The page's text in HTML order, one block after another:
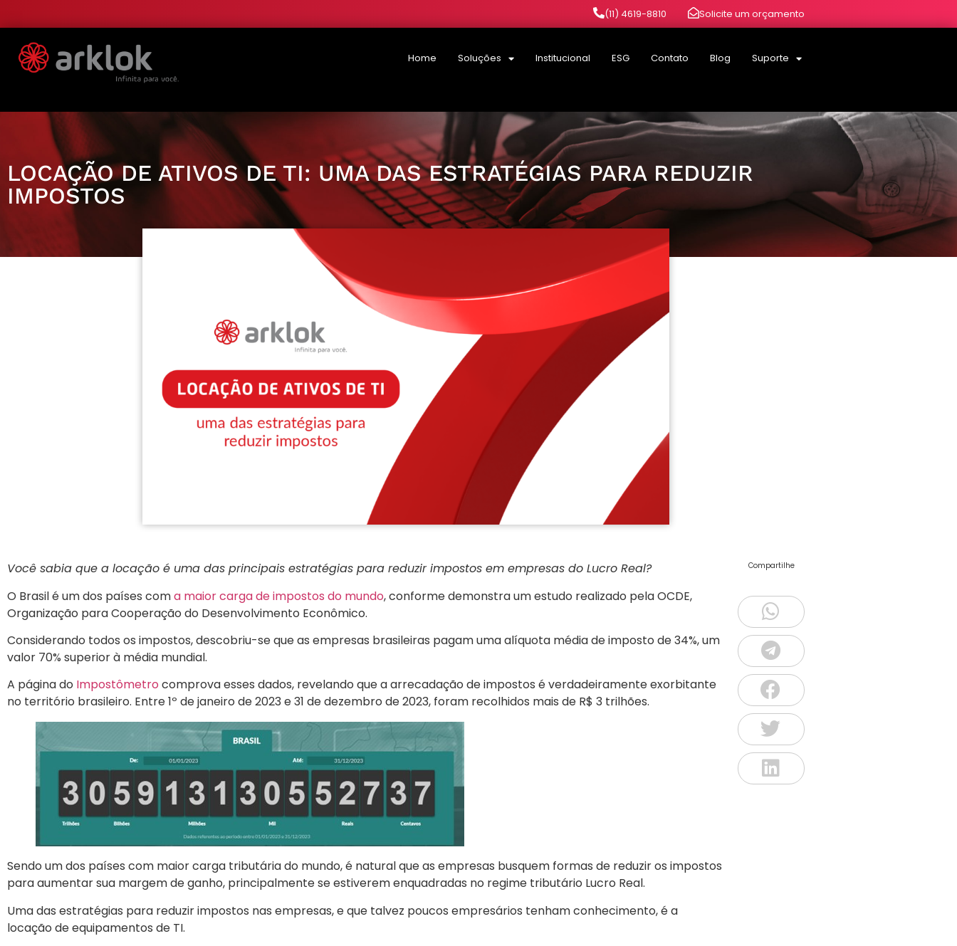
(11) 4619-8810 Solicite um orçamento
Home Soluções Institucional ESG Contato Blog Suporte
LOCAÇÃO DE ATIVOS DE TI: UMA DAS ESTRATÉGIAS PARA REDUZIR
IMPOSTOS
Você sabia que a locação é uma das principais estratégias para reduzir impostos em empresas do Lucro Real?
O Brasil é um dos países coma maior carga de impostos do mundo, conforme demonstra um estudo realizado pela OCDE,
Organização para Cooperação do Desenvolvimento Econômico.
Considerando todos os impostos, descobriu-se que as empresas brasileiras pagam uma alíquota média de imposto de 34%, um
valor 70% superior à média mundial.
A página do Impostômetro comprova esses dados, revelando que a arrecadação de impostos é verdadeiramente exorbitante
no território brasileiro. Entre 1º de janeiro de 2023 e 31 de dezembro de 2023, foram recolhidos mais de R$ 3 trilhões.
Sendo um dos países com maior carga tributária do mundo, é natural que as empresas busquem formas de reduzir os impostos
para aumentar sua margem de ganho, principalmente se estiverem enquadradas no regime tributário Lucro Real.
Uma das estratégias para reduzir impostos nas empresas, e que talvez poucos empresários tenham conhecimento, é a
locação de equipamentos de TI.
Compartilhe